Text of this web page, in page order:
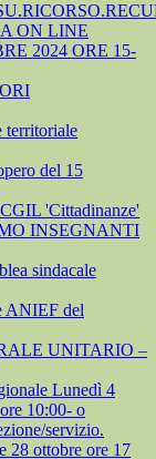
ON LINE
2024 ORE 15-
territoriale
del 15
'Cittadinanze'
INSEGNANTI
sindacale
ANIEF del
UNITARIO –
Lunedì 4
10:00- o
servizio.
28 ottobre ore 17